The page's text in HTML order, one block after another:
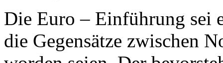
Die Euro – Einführung sei
die Gegensätze zwischen